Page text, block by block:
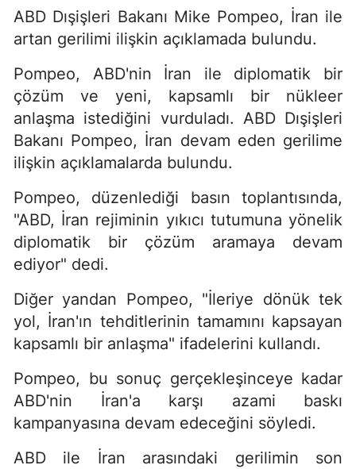
ABD Dışişleri Bakanı Mike Pompeo, İran ile
artan gerilimi ilişkin açıklamada bulundu.
Pompeo, ABD'nin İran ile diplomatik bir
çözüm ve yeni, kapsamlı bir nükleer
anlaşma istediğini vurduladı. ABD Dışişleri
Bakanı Pompeo, İran devam eden gerilime
ilişkin açıklamalarda bulundu.
Pompeo, düzenlediği basın toplantısında,
"ABD, İran rejiminin yıkıcı tutumuna yönelik
diplomatik bir çözüm aramaya devam
ediyor" dedi.
Diğer yandan Pompeo, "İleriye dönük tek
yol, İran'ın tehditlerinin tamamını kapsayan
kapsamlı bir anlaşma" ifadelerini kullandı.
Pompeo, bu sonuç gerçekleşinceye kadar
ABD'nin İran'a karşı azami baskı
kampanyasına devam edeceğini söyledi.
ABD ile İran arasındaki gerilimin son